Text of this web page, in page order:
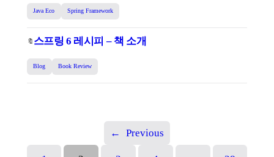
Java Eco Spring Framework
🔖 스프링 6 레시피 – 책 소개
Blog Book Review
← Previous